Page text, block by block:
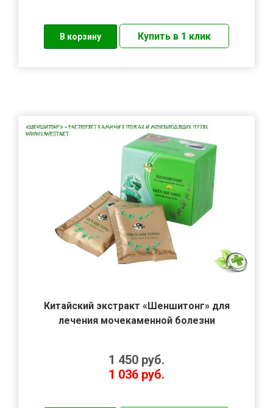
Китайский экстракт «Шеншитонг» для
лечения мочекаменной болезни
1 450 руб.
1 036 руб.